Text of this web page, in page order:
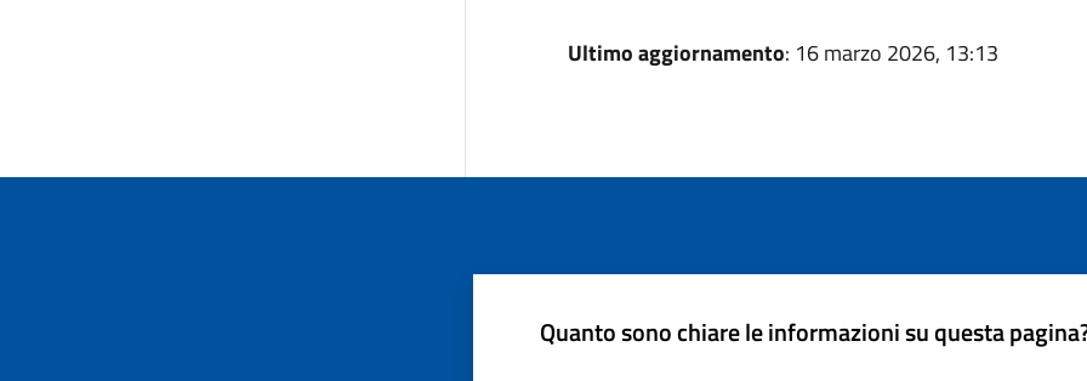
Ultimo aggiornamento: 16 marzo 2026, 13:13
Quanto sono chiare le informazioni su questa